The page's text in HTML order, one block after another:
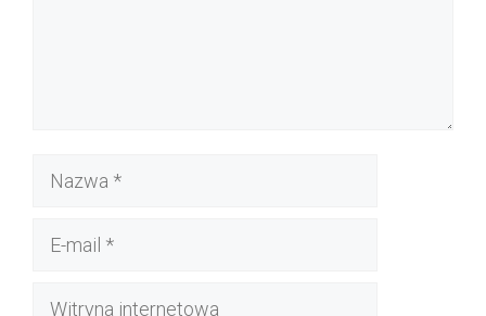
Nazwa
Witryna